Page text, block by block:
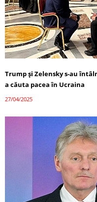
Trump și Zelensky s-au
a căuta pacea în Ucraina
27/04/2025